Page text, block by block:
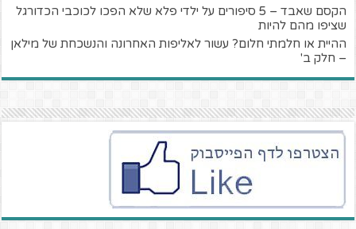
הקסם שאבד – 5 סיפורים על ילדי פלא שלא הפכו לכוכבי הכדורגל
שציפו מהם להיות
ההיית או חלמתי חלום? עשור לאליפות האחרונה והנשכחת של מילאן
– חלק ב'